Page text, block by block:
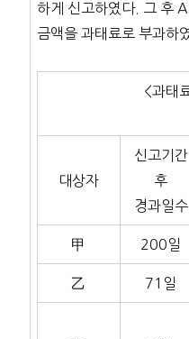
하게 신고하였다. 그 후
금액을 과태료로 부과하
<과태
대상자
신고기간
후
경과일수
甲 200일
乙 71일